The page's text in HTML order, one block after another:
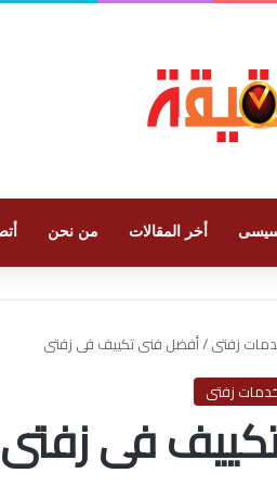
أخر المقالات من نحن
زفتى/أفضل فنى تكييف فى زفتى
زفتى
فى زفتى